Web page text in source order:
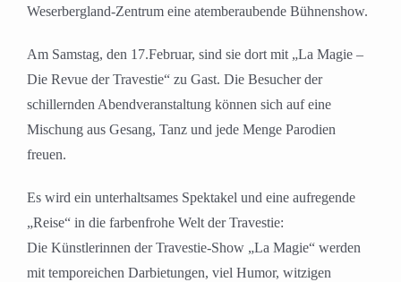
Weserbergland-Zentrum eine atemberaubende Bühnenshow.
Am Samstag, den 17.Februar, sind sie dort mit „La Magie –
Die Revue der Travestie“ zu Gast. Die Besucher der
schillernden Abendveranstaltung können sich auf eine
Mischung aus Gesang, Tanz und jede Menge Parodien
freuen.
Es wird ein unterhaltsames Spektakel und eine aufregende
„Reise“ in die farbenfrohe Welt der Travestie:
Die Künstlerinnen der Travestie-Show „La Magie“ werden
mit temporeichen Darbietungen, viel Humor, witzigen